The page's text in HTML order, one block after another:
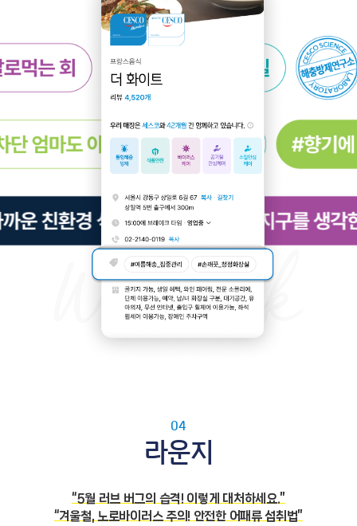
04
라운지
“5월 러브 버그의 습격! 이렇게 대처하세요.”
“겨울철, 노로바이러스 주의! 안전한 어패류 섭취법”